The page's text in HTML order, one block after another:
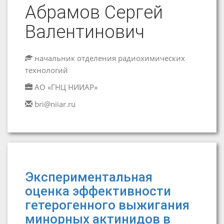
Абрамов Сергей
Валентинович
начальник отделения радиохимических
технологий
АО «ГНЦ НИИАР»
bri@niiar.ru
Экспериментальная
оценка эффективности
гетерогенного выжигания
минорных актинидов в